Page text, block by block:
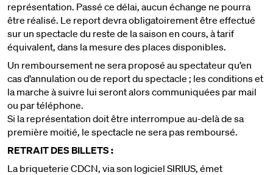
représentation. Passé ce délai, aucun échange ne pourra
être réalisé. Le report devra obligatoirement être effectué
sur un spectacle du reste de la saison en cours, à tarif
équivalent, dans la mesure des places disponibles.
Un remboursement ne sera proposé au spectateur qu’en
cas d’annulation ou de report du spectacle ; les conditions et
la marche à suivre lui seront alors communiquées par mail
ou par téléphone.
Si la représentation doit être interrompue au-delà de sa
première moitié, le spectacle ne sera pas remboursé.
RETRAIT DES BILLETS :
La briqueterie CDCN, via son logiciel SIRIUS, émet